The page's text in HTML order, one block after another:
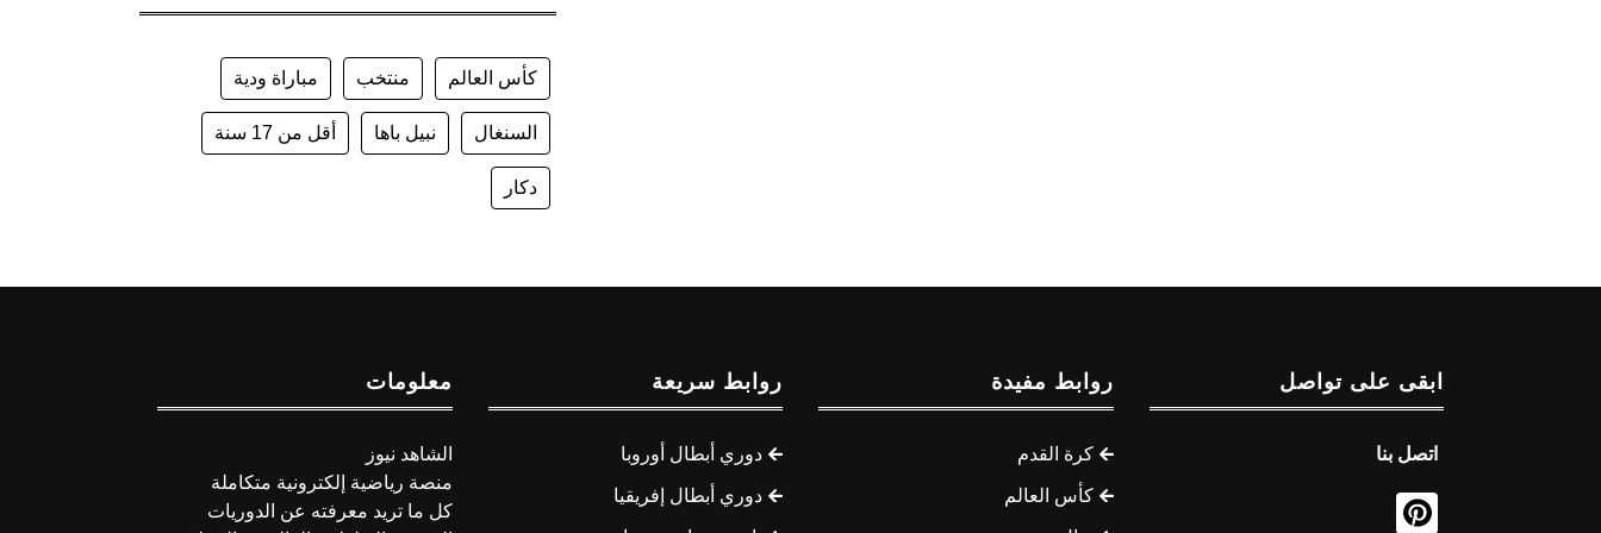
كأس العالم منتخب مباراة ودية
السنغال نبيل باها أقل من 17 سنة
دكار
ابقى على تواصل
اتصل بنا
روابط مفيدة
كرة القدم
كأس العالم
روابط سريعة
دوري أبطال أوروبا
دوري أبطال إفريقيا
معلومات
الشاهد نيوز
منصة رياضية إلكترونية متكاملة
كل ما تريد معرفته عن الدوريات